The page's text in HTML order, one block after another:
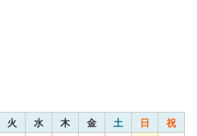
火 水 木 金 土 日 祝